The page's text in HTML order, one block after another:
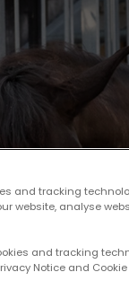
and tracking
website, analyse
and tracking
Notice and Cookie